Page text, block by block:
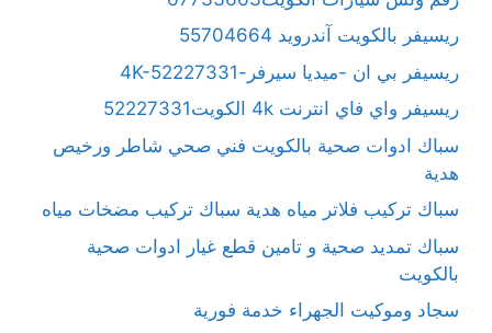
ريسيفر بالكويت آندرويد 55704664
ريسيفر بي ان -ميديا سيرفر-4K-52227331
ريسيفر واي فاي انترنت 4k الكويت52227331
سباك ادوات صحية بالكويت فني صحي شاطر ورخيص
هدية
سباك تركيب فلاتر مياه هدية سباك تركيب مضخات مياه
سباك تمديد صحية و تامين قطع غيار ادوات صحية
بالكويت
سجاد وموكيت الجهراء خدمة فورية